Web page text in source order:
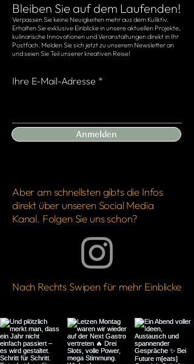
Bleiben Sie auf dem Laufenden!
Verpassen Sie keine Neuigkeiten mehr aus dem Kuliktiv.
Erhalten Sie exklusive Einblicke in unsere aktuellen Projekte,
kulinarische Innovationen und Veranstaltungen direkt in Ihr
Postfach. Melden Sie sich jetzt zu unserem Newsletter an
und seien Sie Teil unserer kreativen Reise!
Ihre E-Mail-Adresse
Anmelden
Aber am schnellsten gibts die Infos
direkt über unseren Social Media
Kanal. Folgen Sie uns schon?
Nach Rechts Swipen für mehr Einblicke